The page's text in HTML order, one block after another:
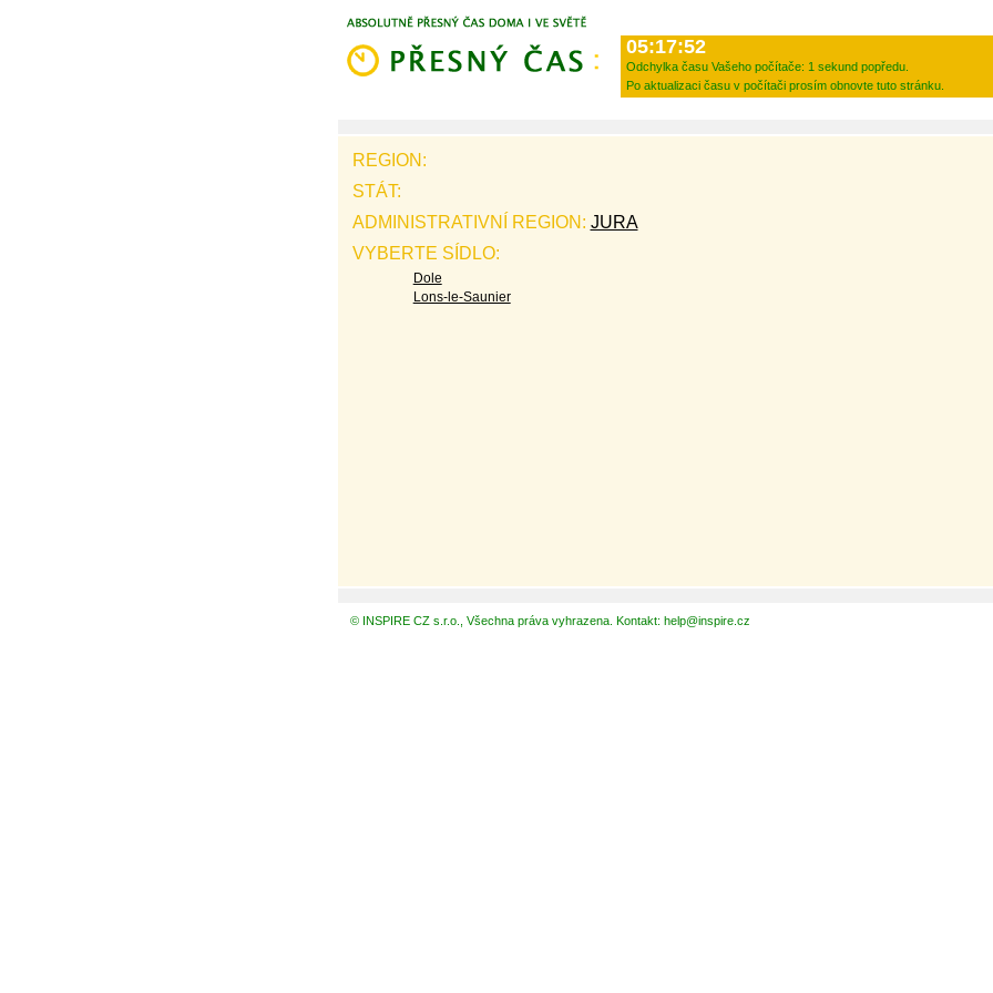
05:17:52
Odchylka času Vašeho počítače: 1 sekund popředu.
Po aktualizaci času v počítači prosím obnovte tuto stránku.
REGION:
STÁT:
ADMINISTRATIVNÍ REGION: JURA
VYBERTE SÍDLO:
Dole
Lons-le-Saunier
© INSPIRE CZ s.r.o., Všechna práva vyhrazena. Kontakt: help@inspire.cz